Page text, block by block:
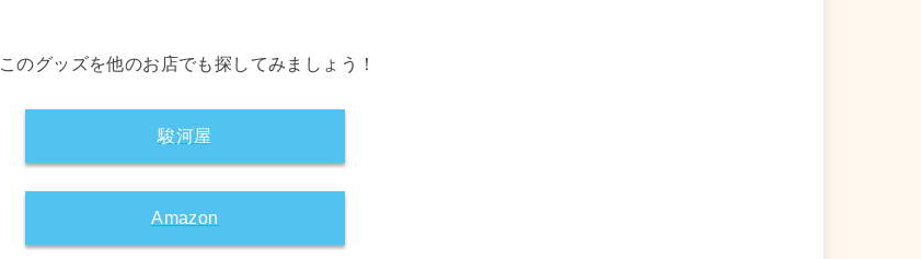
このグッズを他のお店でも探してみましょう！
駿河屋
Amazon